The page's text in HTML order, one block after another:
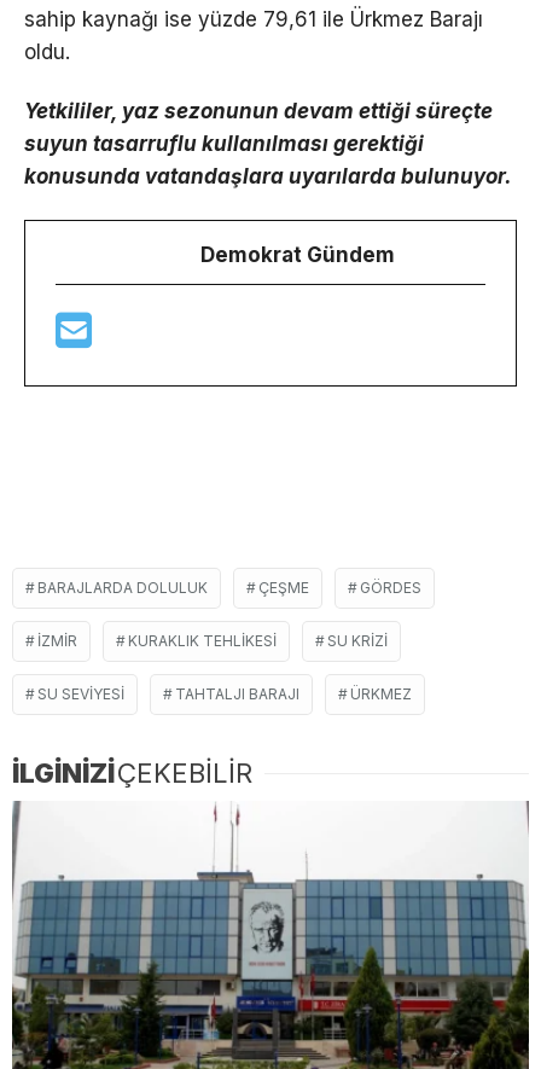
sahip kaynağı ise yüzde 79,61 ile Ürkmez Barajı
oldu.
Yetkililer, yaz sezonunun devam ettiği süreçte
suyun tasarruflu kullanılması gerektiği
konusunda vatandaşlara uyarılarda bulunuyor.
Demokrat Gündem
BARAJLARDA DOLULUK ÇEŞME GÖRDES
IZMIR KURAKLIK TEHLIKESI SU KRIZI
SU SEVIYESI TAHTALJI BARAJI ÜRKMEZ
İLGİNİZİÇEKEBİLİR